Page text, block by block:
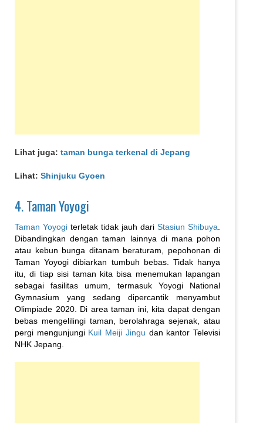
Lihat juga: taman bunga terkenal di Jepang
Lihat: Shinjuku Gyoen
4. Taman Yoyogi
Taman Yoyogi terletak tidak jauh dari Stasiun Shibuya.
Dibandingkan dengan taman lainnya di mana pohon
atau kebun bunga ditanam beraturam, pepohonan di
Taman Yoyogi dibiarkan tumbuh bebas. Tidak hanya
itu, di tiap sisi taman kita bisa menemukan lapangan
sebagai fasilitas umum, termasuk Yoyogi National
Gymnasium yang sedang dipercantik menyambut
Olimpiade 2020. Di area taman ini, kita dapat dengan
bebas mengelilingi taman, berolahraga sejenak, atau
pergi mengunjungi Kuil Meiji Jingu dan kantor Televisi
NHK Jepang.